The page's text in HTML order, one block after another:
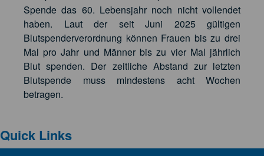
Spende das 60. Lebensjahr noch nicht vollendet
haben. Laut der seit Juni 2025 gültigen
Blutspenderverordnung können Frauen bis zu drei
Mal pro Jahr und Männer bis zu vier Mal jährlich
Blut spenden. Der zeitliche Abstand zur letzten
Blutspende muss mindestens acht Wochen
betragen.
Quick Links